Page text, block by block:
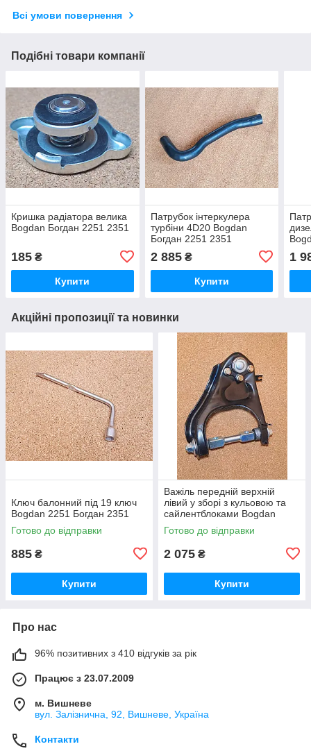
Всі умови повернення
Подібні товари компанії
Кришка радіатора велика
Bogdan Богдан 2251 2351
185 ₴
Купити
Патрубок інтеркулера
турбіни 4D20 Bogdan
Богдан 2251 2351
2 885₴
Купити
1
Акційні пропозиції та новинки
Ключ балонний під 19 ключ
Bogdan 2251 Богдан 2351
Готово до відправки
885 ₴
Купити
Важіль передній верхній
лівий у зборі з кульовою та
сайлентблоками Bogdan
2251 Богдан 2351
Готово до відправки
2 075 ₴
Купити
Про нас
96% позитивних з 410 відгуків за рік
Працює з 23.07.2009
м. Вишневе
вул. Залізнична, 92, Вишневе, Україна
Контакти